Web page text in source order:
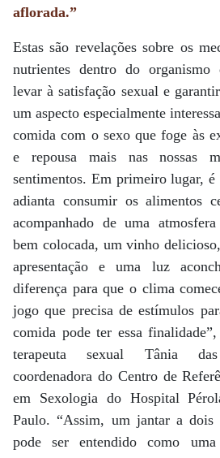
aflorada.”
Estas são revelações sobre os
nutrientes dentro do organismo
levar à satisfação sexual e
um aspecto especialmente
comida com o sexo que foge às
e repousa mais nas nossas
sentimentos. Em primeiro lugar, é
adianta consumir os alimentos
acompanhado de uma
bem colocada, um vinho
apresentação e uma luz
diferença para que o clima
jogo que precisa de estímulos
comida pode ter essa
terapeuta sexual Tânia
coordenadora do Centro de
em Sexologia do Hospital
Paulo. “Assim, um jantar a dois
pode ser entendido como